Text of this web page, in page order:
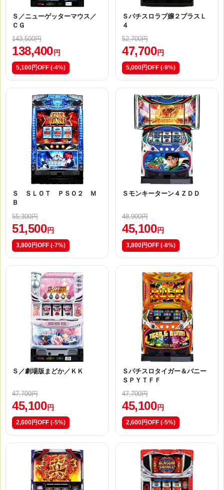
Ｓ／ニューゲッターマウス／
ＣＧ
143,500円
138,400 円
5,100円OFF (-4%)
Ｓパチスロラブ嬢２プラスＬ
４
52,700円
47,700 円
5,000円OFF (-9%)
Ｓ ＳＬＯＴ ＰＳＯ２ Ｍ
Ｂ
55,300円
51,500 円
3,800円OFF (-7%)
Ｓモンキーターン４ＺＤＤ
48,900円
45,100 円
3,800円OFF (-8%)
Ｓ／劇場版まどか／ＫＫ
47,700円
45,100 円
2,600円OFF (-5%)
Ｓパチスロタイガー＆バニー
ＳＰＹＴＦＦ
47,700円
45,100 円
2,600円OFF (-5%)